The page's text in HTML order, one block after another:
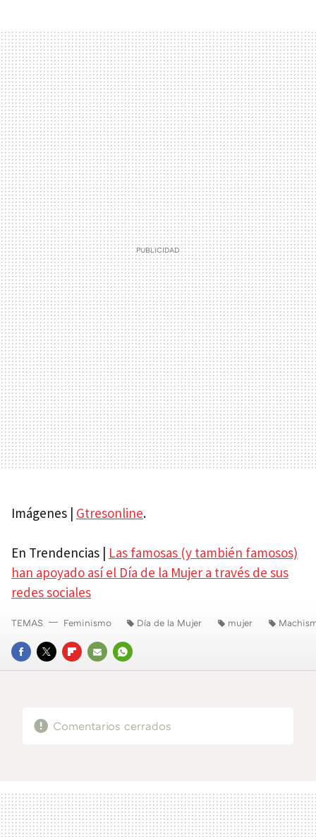
Imágenes | Gtresonline.
En Trendencias | Las famosas (y también famosos)
han apoyado así el Día de la Mujer a través de sus
redes sociales
FACEBOOK
TWITTERFLIPBOARD
E-
WHATSAPP
TEMAS Feminismo Día de la Mujer mujer
Comentarios cerrados